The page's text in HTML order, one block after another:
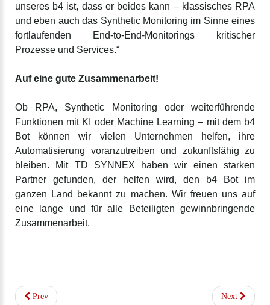
unseres b4 ist, dass er beides kann – klassisches RPA
und eben auch das Synthetic Monitoring im Sinne eines
fortlaufenden End-to-End-Monitorings kritischer
Prozesse und Services.“
Auf eine gute Zusammenarbeit!
Ob RPA, Synthetic Monitoring oder weiterführende
Funktionen mit KI oder Machine Learning – mit dem b4
Bot können wir vielen Unternehmen helfen, ihre
Automatisierung voranzutreiben und zukunftsfähig zu
bleiben. Mit TD SYNNEX haben wir einen starken
Partner gefunden, der helfen wird, den b4 Bot im
ganzen Land bekannt zu machen. Wir freuen uns auf
eine lange und für alle Beteiligten gewinnbringende
Zusammenarbeit.
Prev Next